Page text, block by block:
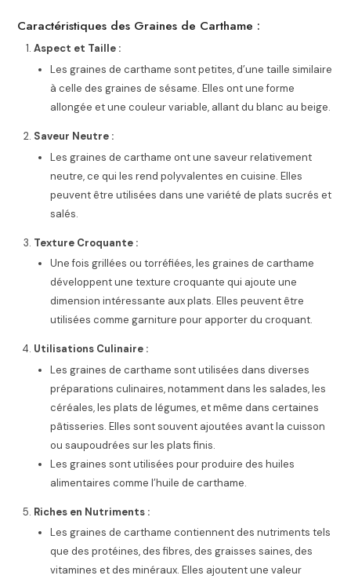
Caractéristiques des Graines de Carthame :
Aspect et Taille :
Les graines de carthame sont petites, d’une taille similaire
à celle des graines de sésame. Elles ont une forme
allongée et une couleur variable, allant du blanc au beige.
Saveur Neutre :
Les graines de carthame ont une saveur relativement
neutre, ce qui les rend polyvalentes en cuisine. Elles
peuvent être utilisées dans une variété de plats sucrés et
salés.
Texture Croquante :
Une fois grillées ou torréfiées, les graines de carthame
développent une texture croquante qui ajoute une
dimension intéressante aux plats. Elles peuvent être
utilisées comme garniture pour apporter du croquant.
Utilisations Culinaire :
Les graines de carthame sont utilisées dans diverses
préparations culinaires, notamment dans les salades, les
céréales, les plats de légumes, et même dans certaines
pâtisseries. Elles sont souvent ajoutées avant la cuisson
ou saupoudrées sur les plats finis.
Les graines sont utilisées pour produire des huiles
alimentaires comme l’huile de carthame.
Riches en Nutriments :
Les graines de carthame contiennent des nutriments tels
que des protéines, des fibres, des graisses saines, des
vitamines et des minéraux. Elles ajoutent une valeur